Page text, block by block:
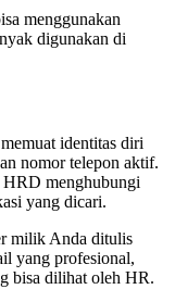
menggunakan
digunakan di
identitas diri
nomor telepon aktif.
HRD menghubungi
yang dicari.
milik Anda ditulis
yang profesional,
bisa dilihat oleh HR.